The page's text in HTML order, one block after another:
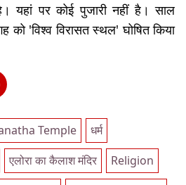
यहां पर कोई पुजारी नहीं है। साल
'विश्व विरासत स्थल' घोषित किया
Temple
धर्म
एलोरा का कैलाश मंदिर
Religion